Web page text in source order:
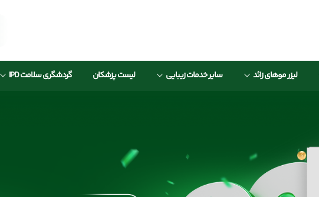
لیزر موهای زائد سایر خدمات زیبایی لیست پزشکان گردشگری سلامت IPD